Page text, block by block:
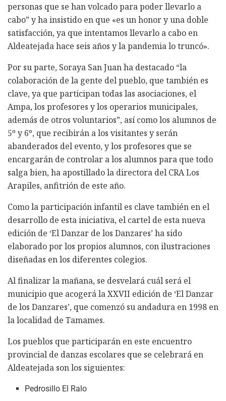
personas que se han volcado para poder llevarlo a
cabo” y ha insistido en que «es un honor y una doble
satisfacción, ya que intentamos llevarlo a cabo en
Aldeatejada hace seis años y la pandemia lo truncó».
Por su parte, Soraya San Juan ha destacado “la
colaboración de la gente del pueblo, que también es
clave, ya que participan todas las asociaciones, el
Ampa, los profesores y los operarios municipales,
además de otros voluntarios”, así como los alumnos de
5º y 6º, que recibirán a los visitantes y serán
abanderados del evento, y los profesores que se
encargarán de controlar a los alumnos para que todo
salga bien, ha apostillado la directora del CRA Los
Arapiles, anfitrión de este año.
Como la participación infantil es clave también en el
desarrollo de esta iniciativa, el cartel de esta nueva
edición de ‘El Danzar de los Danzares’ ha sido
elaborado por los propios alumnos, con ilustraciones
diseñadas en los diferentes colegios.
Al finalizar la mañana, se desvelará cuál será el
municipio que acogerá la XXVII edición de ‘El Danzar
de los Danzares’, que comenzó su andadura en 1998 en
la localidad de Tamames.
Los pueblos que participarán en este encuentro
provincial de danzas escolares que se celebrará en
Aldeatejada son los siguientes:
Pedrosillo El Ralo